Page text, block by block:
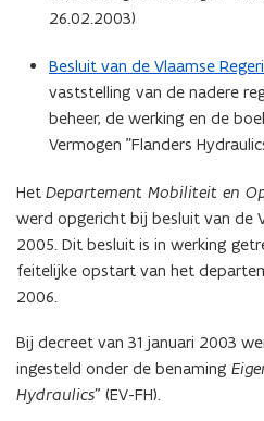
e
t
a
n
d
p
e
n
t
i
n
26.02.2003)
Besluit van de Vlaamse
(
b
e
s
a
n
d
o
p
n
t
vaststelling van de nadere
beheer, de werking en de
Vermogen "Flanders
Het Departement Mobiliteit en
werd opgericht bij besluit van de
2005. Dit besluit is in werking
feitelijke opstart van het
2006.
Bij decreet van 31 januari 2003
ingesteld onder de benaming
Hydraulics" (EV-FH).